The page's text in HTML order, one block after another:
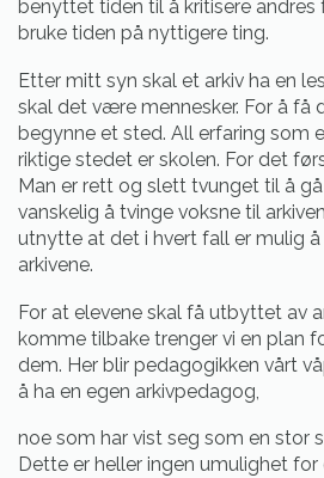
benyttet tiden til å kritisere
bruke tiden på nyttigere ting.
Etter mitt syn skal et arkiv ha en
skal det være mennesker. For å få
begynne et sted. All erfaring som
riktige stedet er skolen. For det
Man er rett og slett tvunget til å
vanskelig å tvinge voksne til
utnytte at det i hvert fall er mulig
arkivene.
For at elevene skal få utbyttet av
komme tilbake trenger vi en plan
dem. Her blir pedagogikken vårt
å ha en egen arkivpedagog,
noe som har vist seg som en stor
Dette er heller ingen umulighet for